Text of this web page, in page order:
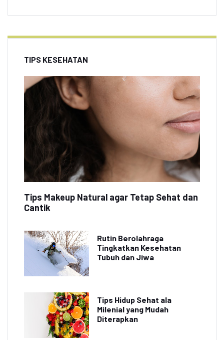
TIPS KESEHATAN
Tips Makeup Natural agar Tetap Sehat dan
Cantik
Rutin Berolahraga
Tingkatkan Kesehatan
Tubuh dan Jiwa
Tips Hidup Sehat ala
Milenial yang Mudah
Diterapkan